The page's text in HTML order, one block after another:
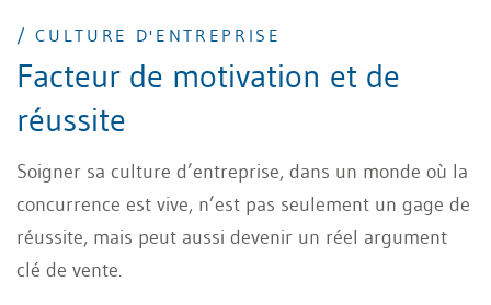
/ CULTURE D'ENTREPRISE
Facteur de motivation et de
réussite
Soigner sa culture d’entreprise, dans un monde où la
concurrence est vive, n’est pas seulement un gage de
réussite, mais peut aussi devenir un réel argument
clé de vente.